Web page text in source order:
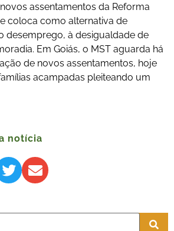
assentamentos da Reforma
coloca como alternativa de
desemprego, à desigualdade de
Em Goiás, o MST aguarda há
de novos assentamentos, hoje
acampadas pleiteando um
notícia